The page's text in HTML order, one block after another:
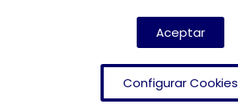
Aceptar
Configurar Cookies